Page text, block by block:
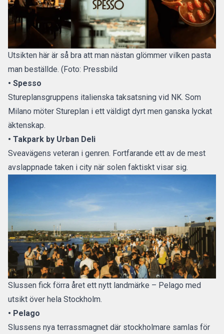
Utsikten här är så bra att man nästan glömmer vilken pasta
man beställde. (Foto: Pressbild
• Spesso
Stureplansgruppens italienska taksatsning vid NK. Som
Milano möter Stureplan i ett väldigt dyrt men ganska lyckat
äktenskap.
• Takpark by Urban Deli
Sveavägens veteran i genren. Fortfarande ett av de mest
avslappnade taken i city när solen faktiskt visar sig.
Slussen fick förra året ett nytt landmärke – Pelago med
utsikt över hela Stockholm.
• Pelago
Slussens nya terrassmagnet där stockholmare samlas för